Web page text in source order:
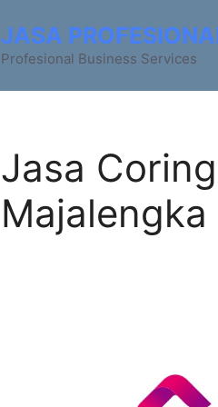
JASA
Profesional Business Services
Jasa
Majalengka